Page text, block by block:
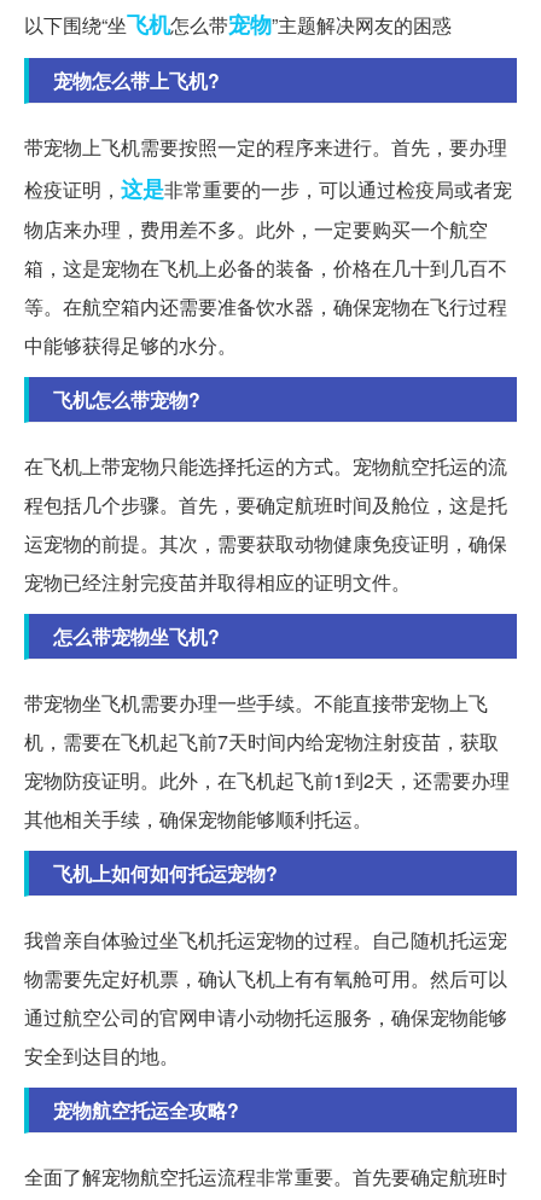
以下围绕“坐飞机怎么带宠物”主题解决网友的困惑
宠物怎么带上飞机?
带宠物上飞机需要按照一定的程序来进行。首先，要办理
检疫证明， 这是非常重要的一步，可以通过检疫局或者宠
物店来办理，费用差不多。此外，一定要购买一个航空
箱，这是宠物在飞机上必备的装备，价格在几十到几百不
等。在航空箱内还需要准备饮水器，确保宠物在飞行过程
中能够获得足够的水分。
飞机怎么带宠物?
在飞机上带宠物只能选择托运的方式。宠物航空托运的流
程包括几个步骤。首先，要确定航班时间及舱位，这是托
运宠物的前提。其次，需要获取动物健康免疫证明，确保
宠物已经注射完疫苗并取得相应的证明文件。
怎么带宠物坐飞机?
带宠物坐飞机需要办理一些手续。不能直接带宠物上飞
机，需要在飞机起飞前7天时间内给宠物注射疫苗，获取
宠物防疫证明。此外，在飞机起飞前1到2天，还需要办理
其他相关手续，确保宠物能够顺利托运。
飞机上如何如何托运宠物?
我曾亲自体验过坐飞机托运宠物的过程。自己随机托运宠
物需要先定好机票，确认飞机上有有氧舱可用。然后可以
通过航空公司的官网申请小动物托运服务，确保宠物能够
安全到达目的地。
宠物航空托运全攻略?
全面了解宠物航空托运流程非常重要。首先要确定航班时